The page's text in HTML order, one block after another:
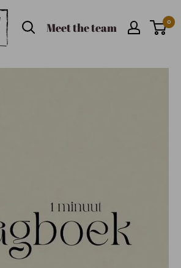
Meet the team 0